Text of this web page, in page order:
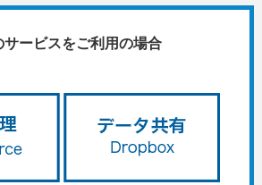
サービスをご利用の場合